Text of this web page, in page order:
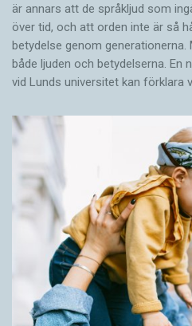
är annars att de språkljud som
över tid, och att orden inte är så
betydelse genom generationerna.
både ljuden och betydelserna. En
vid Lunds universitet kan förklara